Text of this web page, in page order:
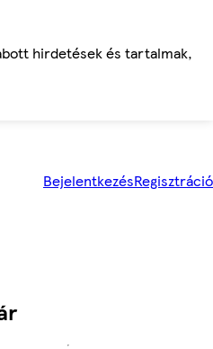
hirdetések és tartalmak,
BejelentkezésRegisztráció